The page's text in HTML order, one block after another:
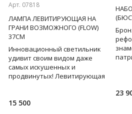
Арт. 07818
ЛАМПА ЛЕВИТИРУЮЩАЯ НА
ГРАНИ ВОЗМОЖНОГО (FLOW)
37СМ
Инновационный светильник
удивит своим видом даже
самых искушенных и
продвинутых! Левитирующая
полю
15 500
23